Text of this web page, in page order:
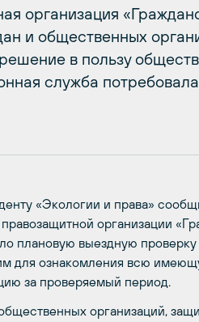
организация
и общественных
в пользу
служба
«Экологии и права»
организации
плановую выездную
для ознакомления всю
за проверяемый период.
организаций,